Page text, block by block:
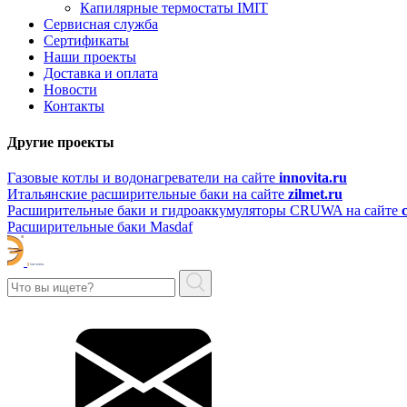
Капилярные термостаты IMIT
Сервисная служба
Сертификаты
Наши проекты
Доставка и оплата
Новости
Контакты
Другие проекты
Газовые котлы и водонагреватели на сайте innovita.ru
Итальянские расширительные баки на сайте zilmet.ru
Расширительные баки и гидроаккумуляторы CRUWA на сайте
Расширительные баки Masdaf